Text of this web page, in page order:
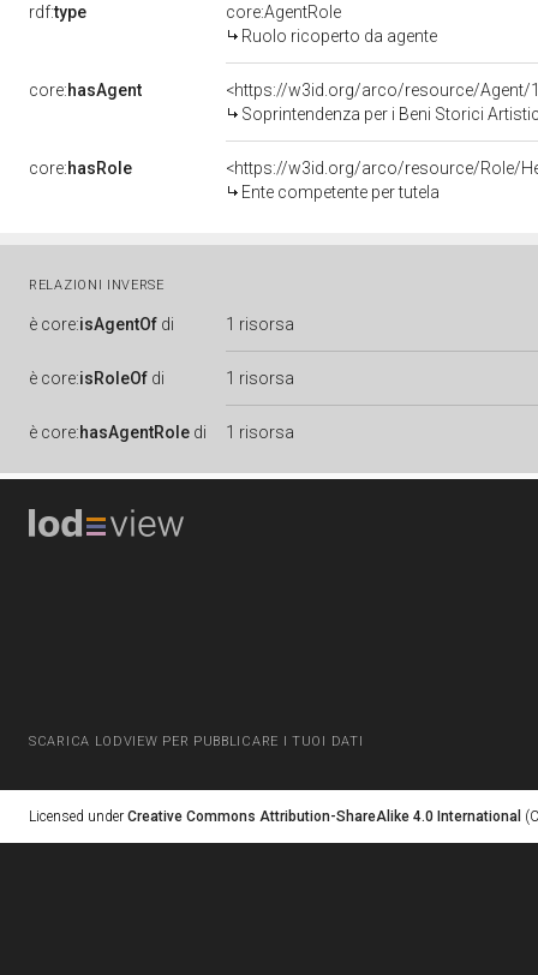
rdf:type
core:AgentRole
Ruolo ricoperto da agente
core:hasAgent
<https://w3id.org/arco/resource/Agent/
Soprintendenza per i Beni Storici
core:hasRole
<https://w3id.org/arco/resource/Role/
Ente competente per tutela
RELAZIONI INVERSE
è core:isAgentOf di 1 risorsa
è core:isRoleOf di 1 risorsa
è core:hasAgentRole di 1 risorsa
SCARICA LODVIEW PER PUBBLICARE I TUOI DATI
Licensed under Creative Commons Attribution-ShareAlike 4.0 International